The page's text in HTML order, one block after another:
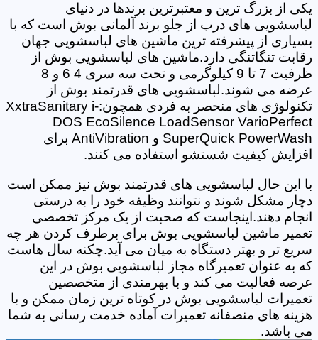
یکی از بزرگ ترین و معتبرترین برندها در دنیای
لباسشویی های درب از جلو برند آلمانی بوش است که با
بسیاری از پیشرفته ترین ماشین های لباسشویی جهان
رقابت تنگاتنگی دارد.ماشین های لباسشویی بوش از
ظرفیت 7 تا 9 کیلوگرمی و تحت سه سری 4 6 و 8
عرضه می شوند.لباسشویی های قدرتمند بوش از
تکنولوژی های منحصر به فردی همچون:XxtraSanitary i-
DOS EcoSilence LoadSensor VarioPerfect
SuperQuick PowerWash و AntiVibration برای
افزایش کیفیت شستشو استفاده می کنند.
با این حال لباسشویی های قدرتمند بوش نیز ممکن است
دچار مشکل شوند و نتوانند وظیفه خود را به درستی
انجام دهند.اینجاست که صحبت از یک مرکز تخصصی
تعمیر ماشین لباسشویی بوش برای برطرف کردن هر چه
سریع تر و بهتر دستگاه به میان می آید.چکنه سال هاست
که به عنوان تعمیرگاه مجاز لباسشویی بوش در این
عرصه فعالیت می کند و با بهرمندی از متخصصین
تعمیرات لباسشویی بوش در کوتاه ترین زمان ممکن و با
هزینه های منصفانه تعمیرات آماده خدمت رسانی به شما
می باشد.